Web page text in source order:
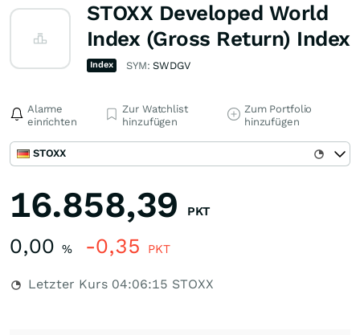
STOXX Developed World
Index (Gross Return) Index
Index SYM:SWDGV
Alarme
einrichten
Zur Watchlist
hinzufügen
Zum Portfolio
hinzufügen
STOXX
16.858,39 PKT
0,00 % -0,35 PKT
Letzter Kurs 04:06:15 STOXX